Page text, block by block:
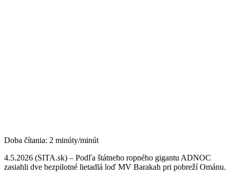
Doba čítania: 2 minúty/minút
4.5.2026 (SITA.sk) – Podľa štátneho ropného gigantu ADNOC
zasiahli dve bezpilotné lietadlá loď MV Barakah pri pobreží Ománu.